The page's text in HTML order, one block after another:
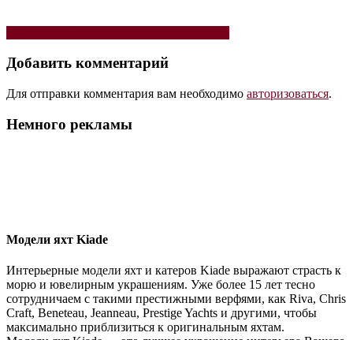
Навигация
по
записям
Добавить комментарий
Для отправки комментария вам необходимо авторизоваться.
Немного рекламы
Модели яхт Kiade
Интерьерные модели яхт и катеров Kiade выражают страсть к
морю и ювелирным украшениям. Уже более 15 лет тесно
сотрудничаем с такими престижными верфями, как Riva, Chris
Craft, Beneteau, Jeanneau, Prestige Yachts и другими, чтобы
максимально приблизиться к оригинальным яхтам.